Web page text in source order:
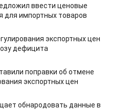
ввести ценовые
для импортных товаров
экспортных цен
дефицита
поправки об отмене
экспортных цен
обнародовать данные в